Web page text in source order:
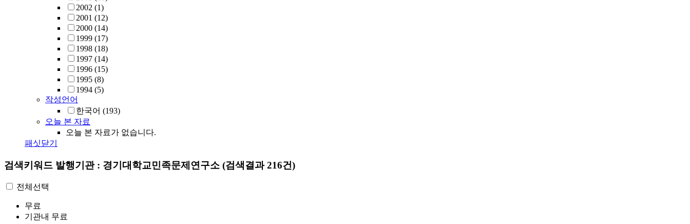
2002 (1)
2001 (12)
2000 (14)
1999 (17)
1998 (18)
1997 (14)
1996 (15)
1995 (8)
1994 (5)
작성언어
한국어 (193)
오늘 본 자료
오늘 본 자료가 없습니다.
패싯닫기
검색키워드 발행기관 : 경기대학교민족문제연구소 (검색결과 216건)
전체선택
무료
기관내 무료